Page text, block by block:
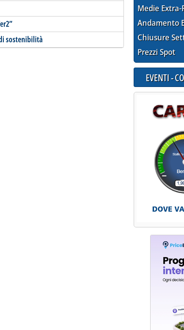
sostenibilità
Medie Extra-
Andamento
Chiusure
Prezzi Spot
EVENTI -